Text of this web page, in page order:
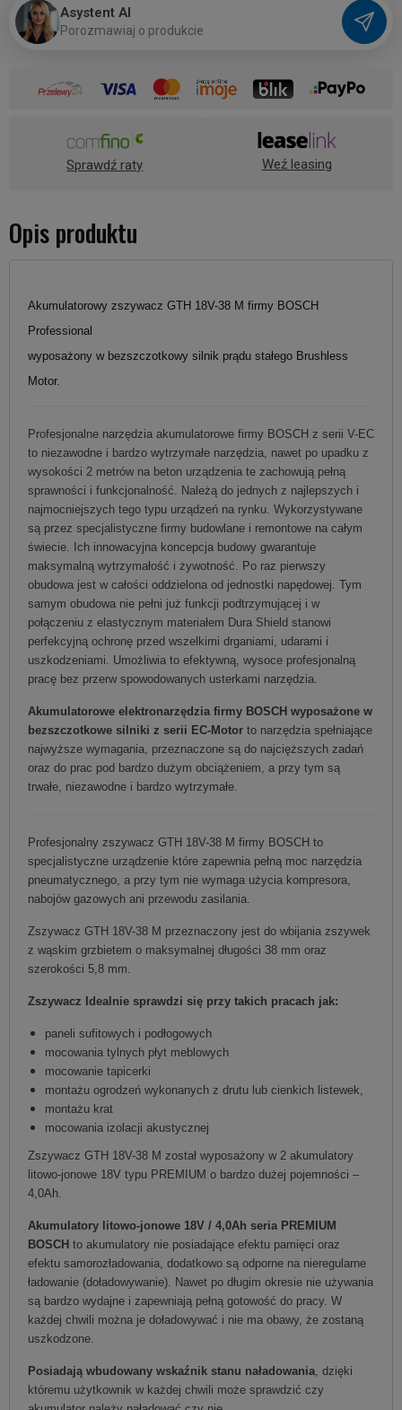
Asystent AI
Porozmawiaj o produkcie
Sprawdź raty Weź leasing
Opis produktu
Akumulatorowy zszywacz GTH 18V-38 M firmy BOSCH
Professional
wyposażony w bezszczotkowy silnik prądu stałego Brushless
Motor.
Profesjonalne narzędzia akumulatorowe firmy BOSCH z serii V-EC
to niezawodne i bardzo wytrzymałe narzędzia, nawet po upadku z
wysokości 2 metrów na beton urządzenia te zachowują pełną
sprawności i funkcjonalność. Należą do jednych z najlepszych i
najmocniejszych tego typu urządzeń na rynku. Wykorzystywane
są przez specjalistyczne firmy budowlane i remontowe na całym
świecie. Ich innowacyjna koncepcja budowy gwarantuje
maksymalną wytrzymałość i żywotność. Po raz pierwszy
obudowa jest w całości oddzielona od jednostki napędowej. Tym
samym obudowa nie pełni już funkcji podtrzymującej i w
połączeniu z elastycznym materiałem Dura Shield stanowi
perfekcyjną ochronę przed wszelkimi drganiami, udarami i
uszkodzeniami. Umożliwia to efektywną, wysoce profesjonalną
pracę bez przerw spowodowanych usterkami narzędzia.
Akumulatorowe elektronarzędzia firmy BOSCH wyposażone w
bezszczotkowe silniki z serii EC-Motor to narzędzia spełniające
najwyższe wymagania, przeznaczone są do najcięższych zadań
oraz do prac pod bardzo dużym obciążeniem, a przy tym są
trwałe, niezawodne i bardzo wytrzymałe.
Profesjonalny zszywacz GTH 18V-38 M firmy BOSCH to
specjalistyczne urządzenie które zapewnia pełną moc narzędzia
pneumatycznego, a przy tym nie wymaga użycia kompresora,
nabojów gazowych ani przewodu zasilania.
Zszywacz GTH 18V-38 M przeznaczony jest do wbijania zszywek
z wąskim grzbietem o maksymalnej długości 38 mm oraz
szerokości 5,8 mm.
Zszywacz Idealnie sprawdzi się przy takich pracach jak:
paneli sufitowych i podłogowych
mocowania tylnych płyt meblowych
mocowanie tapicerki
montażu ogrodzeń wykonanych z drutu lub cienkich listewek,
montażu krat
mocowania izolacji akustycznej
Zszywacz GTH 18V-38 M został wyposażony w 2 akumulatory
litowo-jonowe 18V typu PREMIUM o bardzo dużej pojemności –
4,0Ah.
Akumulatory litowo-jonowe 18V / 4,0Ah seria PREMIUM
BOSCH to akumulatory nie posiadające efektu pamięci oraz
efektu samorozładowania, dodatkowo są odporne na nieregularne
ładowanie (doładowywanie). Nawet po długim okresie nie używania
są bardzo wydajne i zapewniają pełną gotowość do pracy. W
każdej chwili można je doładowywać i nie ma obawy, że zostaną
uszkodzone.
Posiadają wbudowany wskaźnik stanu naładowania , dzięki
któremu użytkownik w każdej chwili może sprawdzić czy